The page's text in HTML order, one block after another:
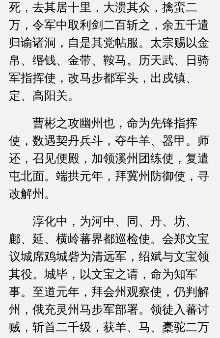
死，去其居十里，大溃其众，擒蛮二
万，令军中取利剑二百斩之，余五千遣
归谕诸洞，自是其党帖服。太宗赐以金
帛、缗钱、金带、鞍马。历天武、日骑
军指挥使，改马步都军头，出戍镇、
定、高阳关。
曹彬之攻幽州也，命为先锋指挥
使，数遇契丹兵斗，夺牛羊、器甲。师
还，召见便殿，加领溪州团练使，复遣
屯北面。端拱元年，拜冀州防御使，寻
改解州。
淳化中，为河中、同、丹、坊、
鄜、延、横岭蕃界都巡检使。会郑文宝
议城席鸡城砦为清远军，绍斌与文宝领
其役。城毕，以文宝之请，命为知军
事。至道元年，拜会州观察使，仍判解
州，俄充灵州马步军部署。领徒入蕃讨
贼，斩首二千级，获羊、马、橐驼二万